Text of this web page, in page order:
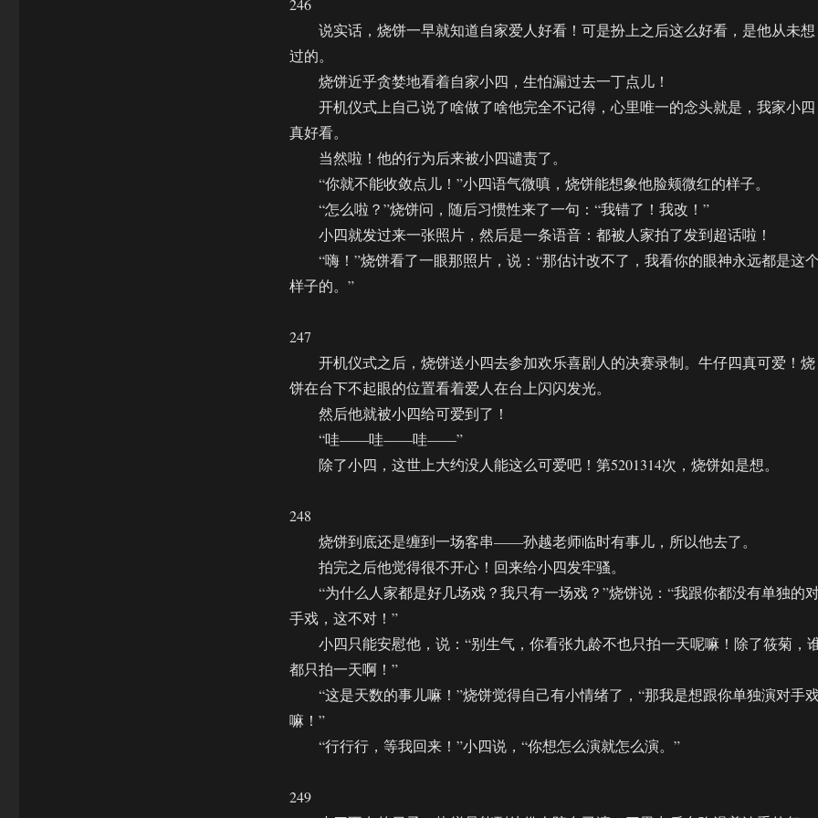
246
说实话，烧饼一早就知道自家爱人好看！可是扮上之后这么好看，是他从未想
过的。
烧饼近乎贪婪地看着自家小四，生怕漏过去一丁点儿！
开机仪式上自己说了啥做了啥他完全不记得，心里唯一的念头就是，我家小四
真好看。
当然啦！他的行为后来被小四谴责了。
“你就不能收敛点儿！”小四语气微嗔，烧饼能想象他脸颊微红的样子。
“怎么啦？”烧饼问，随后习惯性来了一句：“我错了！我改！”
小四就发过来一张照片，然后是一条语音：都被人家拍了发到超话啦！
“嗨！”烧饼看了一眼那照片，说：“那估计改不了，我看你的眼神永远都是这
样子的。”
247
开机仪式之后，烧饼送小四去参加欢乐喜剧人的决赛录制。牛仔四真可爱！烧
饼在台下不起眼的位置看着爱人在台上闪闪发光。
然后他就被小四给可爱到了！
“哇——哇——哇——”
除了小四，这世上大约没人能这么可爱吧！第5201314次，烧饼如是想。
248
烧饼到底还是缠到一场客串——孙越老师临时有事儿，所以他去了。
拍完之后他觉得很不开心！回来给小四发牢骚。
“为什么人家都是好几场戏？我只有一场戏？”烧饼说：“我跟你都没有单独的
手戏，这不对！”
小四只能安慰他，说：“别生气，你看张九龄不也只拍一天呢嘛！除了筱菊，
都只拍一天啊！”
“这是天数的事儿嘛！”烧饼觉得自己有小情绪了，“那我是想跟你单独演对手
嘛！”
“行行行，等我回来！”小四说，“你想怎么演就怎么演。”
249